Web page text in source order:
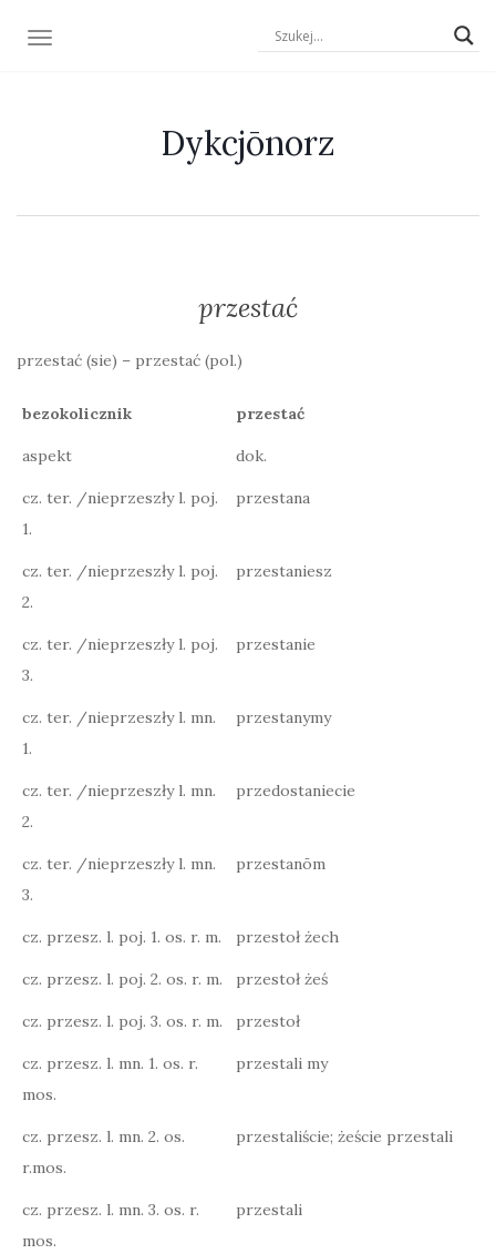
TOGGLE NAVIGATION
Dykcjōnorz
przestać
przestać (sie) – przestać (pol.)
bezokolicznik przestać
aspekt dok.
cz. ter. /nieprzeszły l. poj.
1.
przestana
cz. ter. /nieprzeszły l. poj.
2.
przestaniesz
cz. ter. /nieprzeszły l. poj.
3.
przestanie
cz. ter. /nieprzeszły l. mn.
1.
przestanymy
cz. ter. /nieprzeszły l. mn.
2.
przedostaniecie
cz. ter. /nieprzeszły l. mn.
3.
przestanōm
cz. przesz. l. poj. 1. os. r. m. przestoł żech
cz. przesz. l. poj. 2. os. r. m. przestoł żeś
cz. przesz. l. poj. 3. os. r. m. przestoł
cz. przesz. l. mn. 1. os. r.
mos.
przestali my
cz. przesz. l. mn. 2. os.
r.mos.
przestaliście; żeście przestali
cz. przesz. l. mn. 3. os. r.
mos.
przestali